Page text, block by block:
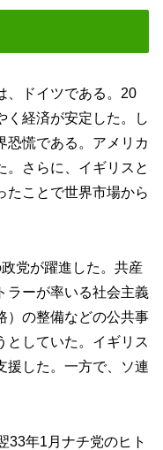
、ドイツである。20
く経済が安定した。し
恐慌である。アメリカ
。さらに、イギリスと
たことで世界市場から
党が躍進した。共産
ラーが率いる社会主義
）の整備などの公共事
としていた。イギリス
援した。一方で、ソ連
年1月ナチ党のヒト